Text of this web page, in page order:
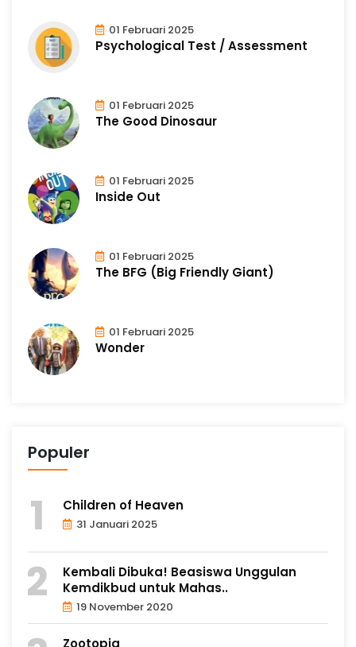
01 Februari 2025
Psychological Test / Assessment
01 Februari 2025
The Good Dinosaur
01 Februari 2025
Inside Out
01 Februari 2025
The BFG (Big Friendly Giant)
01 Februari 2025
Wonder
Populer
Children of Heaven
31 Januari 2025
Kembali Dibuka! Beasiswa Unggulan
Kemdikbud untuk Mahas..
19 November 2020
Zootopia